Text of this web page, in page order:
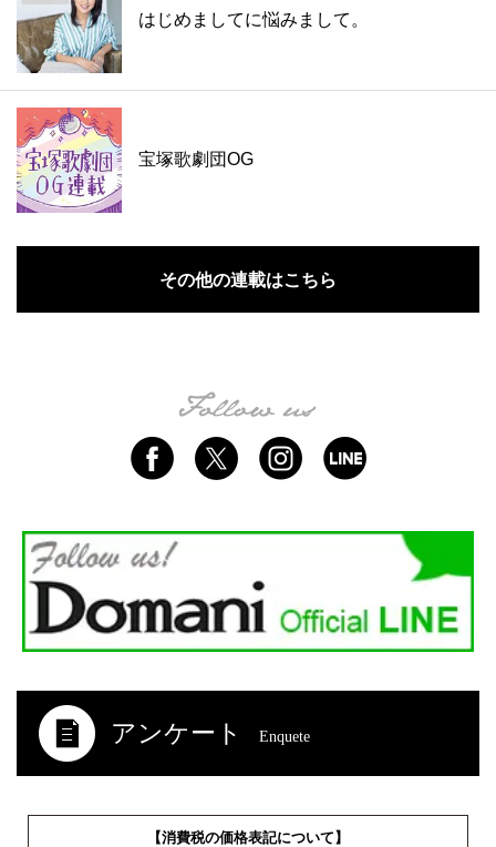
はじめましてに悩みまして。
宝塚歌劇団OG
その他の連載はこちら
アンケート Enquete
【消費税の価格表記について】